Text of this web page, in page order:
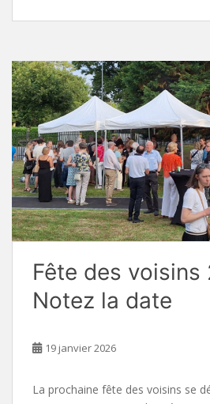
Fête des voisins
Notez la date
19 janvier 2026
La prochaine fête des voisins se